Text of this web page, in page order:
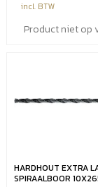
incl. BTW
Product niet op
HARDHOUT EXTRA
SPIRAALBOOR